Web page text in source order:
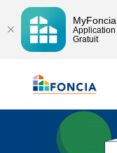
MyFoncia
Gratuit